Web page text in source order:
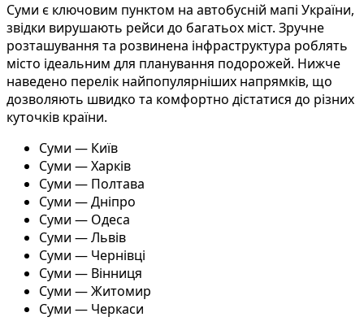
Суми є ключовим пунктом на автобусній мапі України,
звідки вирушають рейси до багатьох міст. Зручне
розташування та розвинена інфраструктура роблять
місто ідеальним для планування подорожей. Нижче
наведено перелік найпопулярніших напрямків, що
дозволяють швидко та комфортно дістатися до різних
куточків країни.
Суми — Київ
Суми — Харків
Суми — Полтава
Суми — Дніпро
Суми — Одеса
Суми — Львів
Суми — Чернівці
Суми — Вінниця
Суми — Житомир
Суми — Черкаси